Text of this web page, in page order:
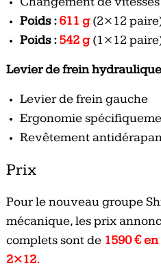
Poids :611 g(2×12
Poids :542 g(1×12
Levier de frein
Levier de frein gauche
Ergonomie
Revêtement
Prix
Pour le nouveau groupe
mécanique, les prix
complets sont de 1590 €
2×12.